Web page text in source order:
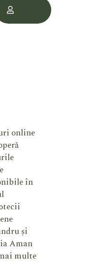
online
în
și
Aman
multe